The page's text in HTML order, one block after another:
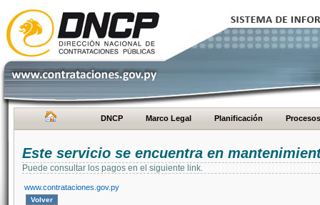
DNCP Marco Legal Planificación Procesos
Este servicio se encuentra en
Puede consultar los pagos en el siguiente link.
www.contrataciones.gov.py